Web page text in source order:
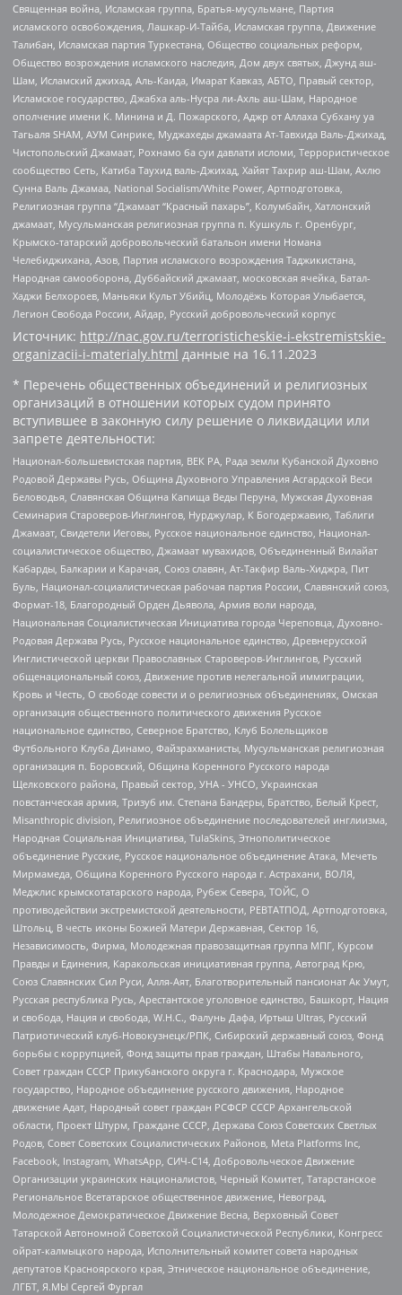
Священная война, Исламская группа, Братья-мусульмане, Партия
исламского освобождения, Лашкар-И-Тайба, Исламская группа, Движение
Талибан, Исламская партия Туркестана, Общество социальных реформ,
Общество возрождения исламского наследия, Дом двух святых, Джунд аш-
Шам, Исламский джихад, Аль-Каида, Имарат Кавказ, АБТО, Правый сектор,
Исламское государство, Джабха аль-Нусра ли-Ахль аш-Шам, Народное
ополчение имени К. Минина и Д. Пожарского, Аджр от Аллаха Субхану уа
Тагьаля SHAM, АУМ Синрике, Муджахеды джамаата Ат-Тавхида Валь-Джихад,
Чистопольский Джамаат, Рохнамо ба суи давлати исломи, Террористическое
сообщество Сеть, Катиба Таухид валь-Джихад, Хайят Тахрир аш-Шам, Ахлю
Сунна Валь Джамаа, National Socialism/White Power, Артподготовка,
Религиозная группа “Джамаат “Красный пахарь”, Колумбайн, Хатлонский
джамаат, Мусульманская религиозная группа п. Кушкуль г. Оренбург,
Крымско-татарский добровольческий батальон имени Номана
Челебиджихана, Азов, Партия исламского возрождения Таджикистана,
Народная самооборона, Дуббайский джамаат, московская ячейка, Батал-
Хаджи Белхороев, Маньяки Культ Убийц, Молодёжь Которая Улыбается,
Легион Свобода России, Айдар, Русский добровольческий корпус
Источник: http://nac.gov.ru/terroristicheskie-i-ekstremistskie-
organizacii-i-materialy.html данные на 16.11.2023
* Перечень общественных объединений и религиозных
организаций в отношении которых судом принято
вступившее в законную силу решение о ликвидации или
запрете деятельности:
Национал-большевистская партия, ВЕК РА, Рада земли Кубанской Духовно
Родовой Державы Русь, Община Духовного Управления Асгардской Веси
Беловодья, Славянская Община Капища Веды Перуна, Мужская Духовная
Семинария Староверов-Инглингов, Нурджулар, К Богодержавию, Таблиги
Джамаат, Свидетели Иеговы, Русское национальное единство, Национал-
социалистическое общество, Джамаат мувахидов, Объединенный Вилайат
Кабарды, Балкарии и Карачая, Союз славян, Ат-Такфир Валь-Хиджра, Пит
Буль, Национал-социалистическая рабочая партия России, Славянский союз,
Формат-18, Благородный Орден Дьявола, Армия воли народа,
Национальная Социалистическая Инициатива города Череповца, Духовно-
Родовая Держава Русь, Русское национальное единство, Древнерусской
Инглистической церкви Православных Староверов-Инглингов, Русский
общенациональный союз, Движение против нелегальной иммиграции,
Кровь и Честь, О свободе совести и о религиозных объединениях, Омская
организация общественного политического движения Русское
национальное единство, Северное Братство, Клуб Болельщиков
Футбольного Клуба Динамо, Файзрахманисты, Мусульманская религиозная
организация п. Боровский, Община Коренного Русского народа
Щелковского района, Правый сектор, УНА - УНСО, Украинская
повстанческая армия, Тризуб им. Степана Бандеры, Братство, Белый Крест,
Misanthropic division, Религиозное объединение последователей инглиизма,
Народная Социальная Инициатива, TulaSkins, Этнополитическое
объединение Русские, Русское национальное объединение Атака, Мечеть
Мирмамеда, Община Коренного Русского народа г. Астрахани, ВОЛЯ,
Меджлис крымскотатарского народа, Рубеж Севера, ТОЙС, О
противодействии экстремистской деятельности, РЕВТАТПОД, Артподготовка,
Штольц, В честь иконы Божией Матери Державная, Сектор 16,
Независимость, Фирма, Молодежная правозащитная группа МПГ, Курсом
Правды и Единения, Каракольская инициативная группа, Автоград Крю,
Союз Славянских Сил Руси, Алля-Аят, Благотворительный пансионат Ак Умут,
Русская республика Русь, Арестантское уголовное единство, Башкорт, Нация
и свобода, Нация и свобода, W.H.С., Фалунь Дафа, Иртыш Ultras, Русский
Патриотический клуб-Новокузнецк/РПК, Сибирский державный союз, Фонд
борьбы с коррупцией, Фонд защиты прав граждан, Штабы Навального,
Совет граждан СССР Прикубанского округа г. Краснодара, Мужское
государство, Народное объединение русского движения, Народное
движение Адат, Народный совет граждан РСФСР СССР Архангельской
области, Проект Штурм, Граждане СССР, Держава Союз Советских Светлых
Родов, Совет Советских Социалистических Районов, Meta Platforms Inc,
Facebook, Instagram, WhatsApp, СИЧ-С14, Добровольческое Движение
Организации украинских националистов, Черный Комитет, Татарстанское
Региональное Всетатарское общественное движение, Невоград,
Молодежное Демократическое Движение Весна, Верховный Совет
Татарской Автономной Советской Социалистической Республики, Конгресс
ойрат-калмыцкого народа, Исполнительный комитет совета народных
депутатов Красноярского края, Этническое национальное объединение,
ЛГБТ, Я.МЫ Сергей Фургал